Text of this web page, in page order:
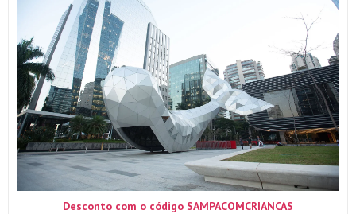
Desconto com o código SAMPACOMCRIANCAS